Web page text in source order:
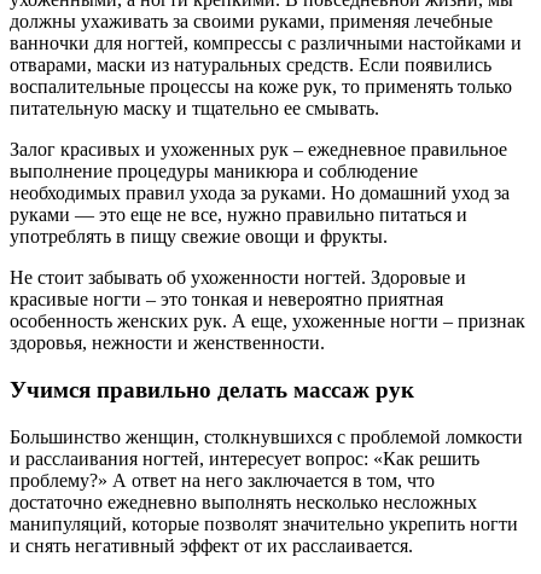
должны ухаживать за своими руками, применяя лечебные
ванночки для ногтей, компрессы с различными настойками и
отварами, маски из натуральных средств. Если появились
воспалительные процессы на коже рук, то применять только
питательную маску и тщательно ее смывать.
Залог красивых и ухоженных рук – ежедневное правильное
выполнение процедуры маникюра и соблюдение
необходимых правил ухода за руками. Но домашний уход за
руками — это еще не все, нужно правильно питаться и
употреблять в пищу свежие овощи и фрукты.
Не стоит забывать об ухоженности ногтей. Здоровые и
красивые ногти – это тонкая и невероятно приятная
особенность женских рук. А еще, ухоженные ногти – признак
здоровья, нежности и женственности.
Учимся правильно делать массаж рук
Большинство женщин, столкнувшихся с проблемой ломкости
и расслаивания ногтей, интересует вопрос: «Как решить
проблему?» А ответ на него заключается в том, что
достаточно ежедневно выполнять несколько несложных
манипуляций, которые позволят значительно укрепить ногти
и снять негативный эффект от их расслаивается.